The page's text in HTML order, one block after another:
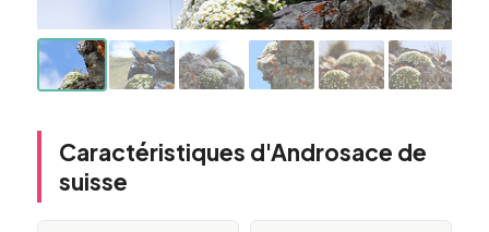
Caractéristiques d'Androsace de
suisse